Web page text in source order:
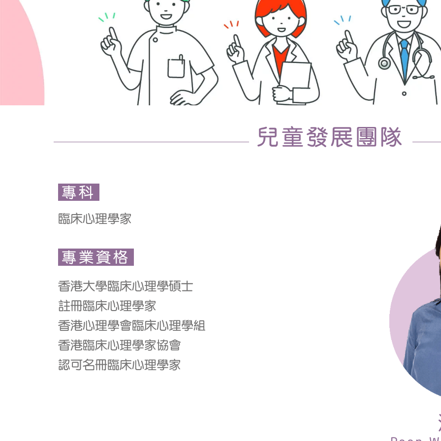
兒童發展團隊
專科
臨床心理學家
專業資格
香港大學臨床心理學碩士
註冊臨床心理學家
香港心理學會臨床心理學組
香港臨床心理學家協會
認可名冊臨床心理學家